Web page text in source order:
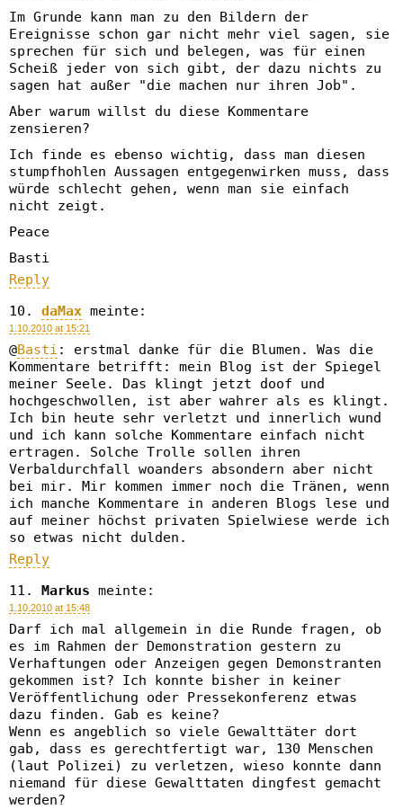
Im Grunde kann man zu den Bildern der
Ereignisse schon gar nicht mehr viel sagen, sie
sprechen für sich und belegen, was für einen
Scheiß jeder von sich gibt, der dazu nichts zu
sagen hat außer "die machen nur ihren Job".
Aber warum willst du diese Kommentare
zensieren?
Ich finde es ebenso wichtig, dass man diesen
stumpfhohlen Aussagen entgegenwirken muss, dass
würde schlecht gehen, wenn man sie einfach
nicht zeigt.
Peace
Basti
Reply
daMax meinte:
1.10.2010 at 15:21
@Basti : erstmal danke für die Blumen. Was die
Kommentare betrifft: mein Blog ist der Spiegel
meiner Seele. Das klingt jetzt doof und
hochgeschwollen, ist aber wahrer als es klingt.
Ich bin heute sehr verletzt und innerlich wund
und ich kann solche Kommentare einfach nicht
ertragen. Solche Trolle sollen ihren
Verbaldurchfall woanders absondern aber nicht
bei mir. Mir kommen immer noch die Tränen, wenn
ich manche Kommentare in anderen Blogs lese und
auf meiner höchst privaten Spielwiese werde ich
so etwas nicht dulden.
Reply
Markus meinte:
1.10.2010 at 15:48
Darf ich mal allgemein in die Runde fragen, ob
es im Rahmen der Demonstration gestern zu
Verhaftungen oder Anzeigen gegen Demonstranten
gekommen ist? Ich konnte bisher in keiner
Veröffentlichung oder Pressekonferenz etwas
dazu finden. Gab es keine?
Wenn es angeblich so viele Gewalttäter dort
gab, dass es gerechtfertigt war, 130 Menschen
(laut Polizei) zu verletzen, wieso konnte dann
niemand für diese Gewalttaten dingfest gemacht
werden?